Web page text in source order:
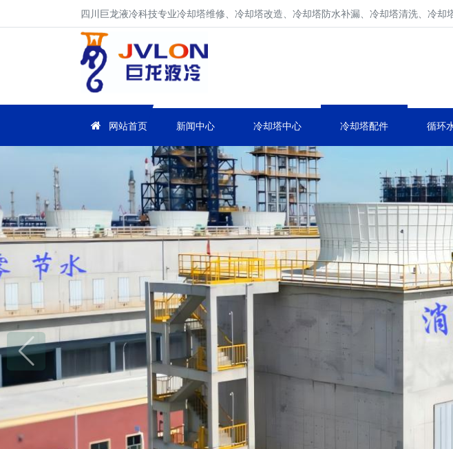
四川巨龙液冷科技专业冷却塔维修、冷却塔改造、冷却塔防水补漏、冷却塔清洗、冷却
网站首页 新闻中心 冷却塔中心 冷却塔配件 循环